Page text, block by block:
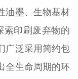
油墨、生物基材
索印刷废弃物的
广泛采用简约包
全生命周期的环